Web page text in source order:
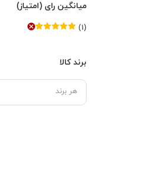
میانگین رای (امتیاز)
(1)
برند کالا
هر برند